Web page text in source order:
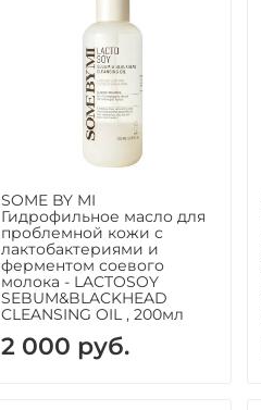
SOME BY MI
Гидрофильное масло для
проблемной кожи с
лактобактериями и
ферментом соевого
молока - LACTOSOY
SEBUM&BLACKHEAD
CLEANSING OIL , 200мл
2 000 руб.